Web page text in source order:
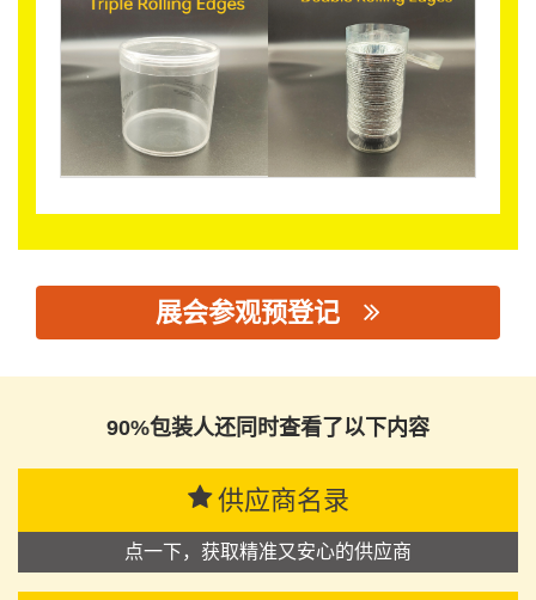
展会参观预登记
90%包装人还同时查看了以下内容
供应商名录
点一下，获取精准又安心的供应商